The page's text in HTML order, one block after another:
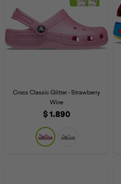
Crocs Classic Glitter - Strawberry
Wine
$1.890